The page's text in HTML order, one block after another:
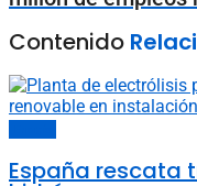
Contenido
España rescata